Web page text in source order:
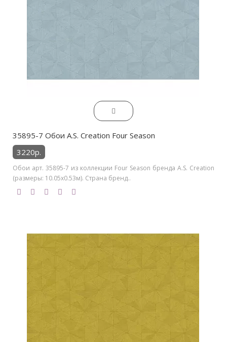
35895-7 Обои A.S. Creation Four Season
3220р.
Обои арт. 35895-7 из коллекции Four Season бренда A.S. Creation
(размеры: 10.05х0.53м). Страна бренд..